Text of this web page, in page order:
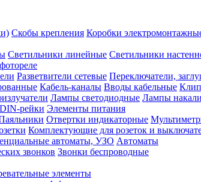
Скобы крепления Коробки
Светильники линейные Светильники
Разветвители сетевые Переключатели,
Кабель-каналы Вводы кабельные
Лампы светодиодные Лампы
DIN-рейки Элементы питания
Отвертки индикаторные
Комплектующие для розеток и
автоматы, УЗО Автоматы
звонков Звонки беспроводные
элементы